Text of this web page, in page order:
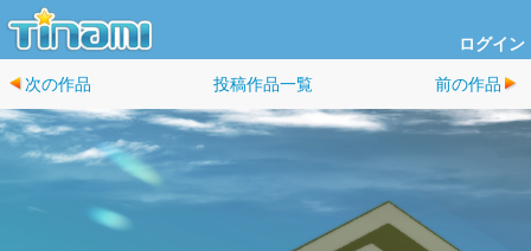
ログイン
次の作品 投稿作品一覧 前の作品